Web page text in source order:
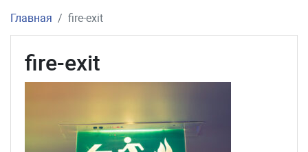
Главная fire-exit
fire-exit